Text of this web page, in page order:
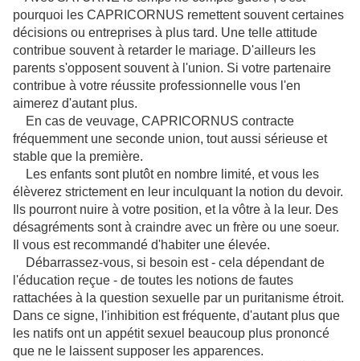
pourquoi les CAPRICORNUS remettent souvent certaines
décisions ou entreprises à plus tard. Une telle attitude
contribue souvent à retarder le mariage. D'ailleurs les
parents s'opposent souvent à l'union. Si votre partenaire
contribue à votre réussite professionnelle vous l'en
aimerez d'autant plus.
En cas de veuvage, CAPRICORNUS contracte
fréquemment une seconde union, tout aussi sérieuse et
stable que la première.
Les enfants sont plutôt en nombre limité, et vous les
élèverez strictement en leur inculquant la notion du devoir.
Ils pourront nuire à votre position, et la vôtre à la leur. Des
désagréments sont à craindre avec un frère ou une soeur.
Il vous est recommandé d'habiter une élevée.
Débarrassez-vous, si besoin est - cela dépendant de
l'éducation reçue - de toutes les notions de fautes
rattachées à la question sexuelle par un puritanisme étroit.
Dans ce signe, l'inhibition est fréquente, d'autant plus que
les natifs ont un appétit sexuel beaucoup plus prononcé
que ne le laissent supposer les apparences.